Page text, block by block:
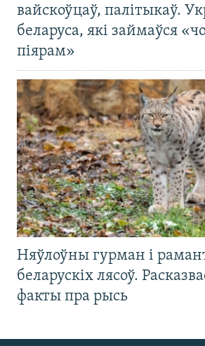
вайскоўцаў, палітыкаў.
беларуса, які займаўся
піярам»
Няўлоўны гурман і
беларускіх лясоў.
факты пра рысь